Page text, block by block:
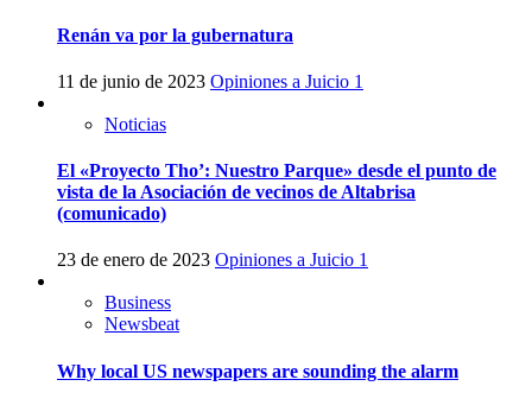
Renán va por la gubernatura
11 de junio de 2023 Opiniones a Juicio 1
Noticias
El «Proyecto Tho’: Nuestro Parque» desde el punto de
vista de la Asociación de vecinos de Altabrisa
(comunicado)
23 de enero de 2023 Opiniones a Juicio 1
Business
Newsbeat
Why local US newspapers are sounding the alarm